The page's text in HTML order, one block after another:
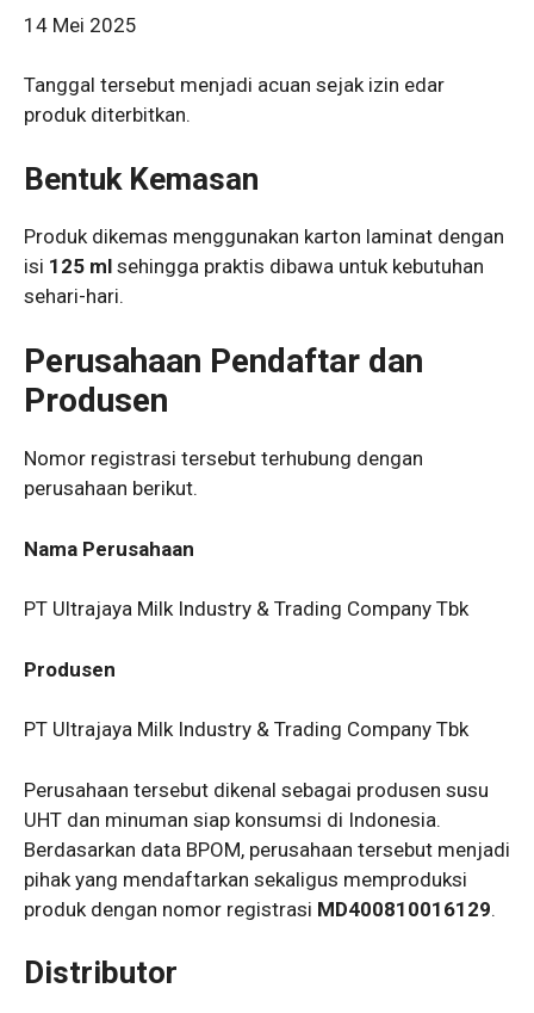
14 Mei 2025
Tanggal tersebut menjadi acuan sejak izin edar
produk diterbitkan.
Bentuk Kemasan
Produk dikemas menggunakan karton laminat dengan
isi 125 ml sehingga praktis dibawa untuk kebutuhan
sehari-hari.
Perusahaan Pendaftar dan
Produsen
Nomor registrasi tersebut terhubung dengan
perusahaan berikut.
Nama Perusahaan
PT Ultrajaya Milk Industry & Trading Company Tbk
Produsen
PT Ultrajaya Milk Industry & Trading Company Tbk
Perusahaan tersebut dikenal sebagai produsen susu
UHT dan minuman siap konsumsi di Indonesia.
Berdasarkan data BPOM, perusahaan tersebut menjadi
pihak yang mendaftarkan sekaligus memproduksi
produk dengan nomor registrasi MD400810016129.
Distributor